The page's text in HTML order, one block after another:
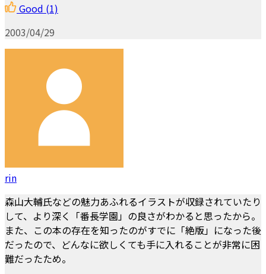
Good (1)
2003/04/29
rin
森山大輔氏などの魅力あふれるイラストが収録されていたり
して、より深く「番長学園」の良さがわかると思ったから。
また、この本の存在を知ったのがすでに「絶版」になった後
だったので、どんなに欲しくても手に入れることが非常に困
難だったため。